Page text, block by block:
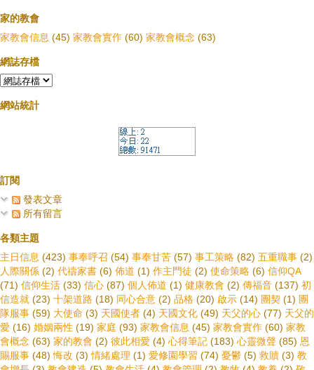
家的教會
家教會信息 (45) 家教會實作 (60) 家教會概念 (63)
網誌存檔
網站統計
訂閱
發表文章
所有留言
各類主題
主日信息 (423) 事奉呼召 (54) 事奉甘苦 (57) 事工策略 (82) 五重職事 (2)
人際關係 (2) 代禱家書 (6) 佈道 (1) 作主門徒 (2) 使命策略 (6) 信仰QA
(71) 信仰生活 (33) 信心 (87) 個人佈道 (1) 健康教會 (2) 傳福音 (137) 初
信造就 (23) 十架道路 (18) 同心合意 (2) 品格 (20) 啟示 (14) 團契 (1) 團
隊服事 (59) 大使命 (3) 天國使者 (4) 天國文化 (49) 天父的心 (77) 天父的
愛 (16) 婚姻兩性 (19) 家庭 (93) 家教會信息 (45) 家教會實作 (60) 家教
會概念 (63) 家的教會 (2) 彼此相愛 (4) 心得筆記 (183) 心靈微聲 (85) 恩
賜服事 (48) 悔改 (3) 情緒處理 (1) 愛修園學習 (74) 憂鬱 (5) 救贖 (3) 教